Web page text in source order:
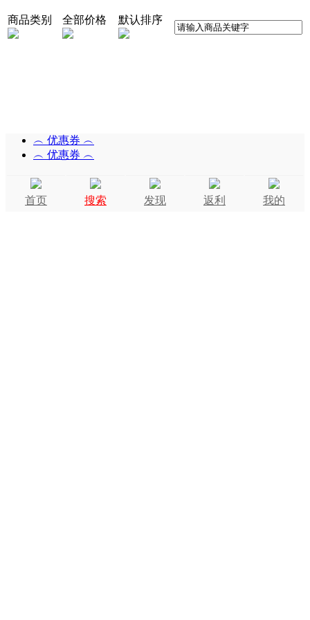
商品类别 全部价格 默认排序
︵ 优惠券 ︵
︵ 优惠券 ︵
首页 搜索 发现 返利 我的